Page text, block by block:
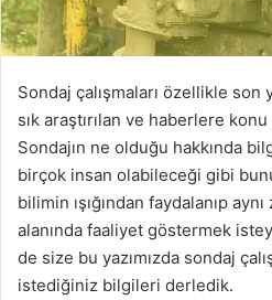
Sondaj çalışmaları özellikle son
sık araştırılan ve haberlere
Sondajın ne olduğu hakkında
birçok insan olabileceği gibi
bilimin ışığından faydalanıp
alanında faaliyet göstermek
de size bu yazımızda sondaj
istediğiniz bilgileri derledik.